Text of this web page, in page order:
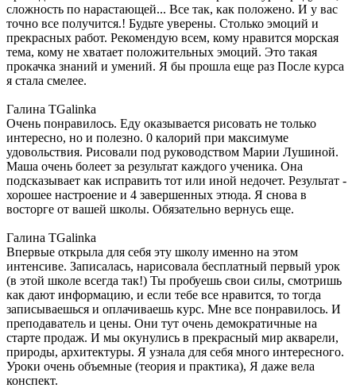
сложность по нарастающей... Все так, как положено. И у вас
точно все получится.! Будьте уверены. Столько эмоций и
прекрасных работ. Рекомендую всем, кому нравится морская
тема, кому не хватает положительных эмоций. Это такая
прокачка знаний и умений. Я бы прошла еще раз После курса
я стала смелее.
Галина TGalinka
Очень понравилось. Еду оказывается рисовать не только
интересно, но и полезно. 0 калорий при максимуме
удовольствия. Рисовали под руководством Марии Лушиной.
Маша очень болеет за результат каждого ученика. Она
подсказывает как исправить тот или иной недочет. Результат -
хорошее настроение и 4 завершенных этюда. Я снова в
восторге от вашей школы. Обязательно вернусь еще.
Галина TGalinka
Впервые открыла для себя эту школу именно на этом
интенсиве. Записалась, нарисовала бесплатный первый урок
(в этой школе всегда так!) Ты пробуешь свои силы, смотришь
как дают информацию, и если тебе все нравится, то тогда
записываешься и оплачиваешь курс. Мне все понравилось. И
преподаватель и цены. Они тут очень демократичные на
старте продаж. И мы окунулись в прекрасный мир акварели,
природы, архитектуры. Я узнала для себя много интересного.
Уроки очень объемные (теория и практика), Я даже вела
конспект.